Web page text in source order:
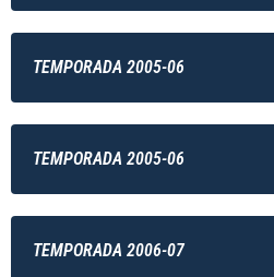
TEMPORADA 2005-06
TEMPORADA 2005-06
TEMPORADA 2006-07